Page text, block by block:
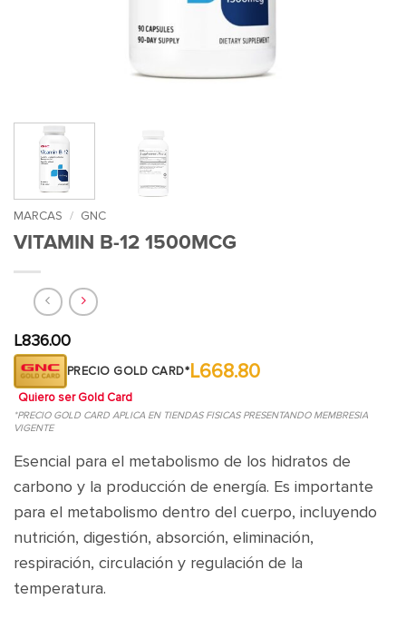
MARCAS / GNC
VITAMIN B-12 1500MCG
L836.00
PRECIO GOLD CARD*L668.80
Quiero ser Gold Card
*PRECIO GOLD CARD APLICA EN TIENDAS FISICAS PRESENTANDO MEMBRESIA
VIGENTE
Esencial para el metabolismo de los hidratos de
carbono y la producción de energía. Es importante
para el metabolismo dentro del cuerpo, incluyendo
nutrición, digestión, absorción, eliminación,
respiración, circulación y regulación de la
temperatura.